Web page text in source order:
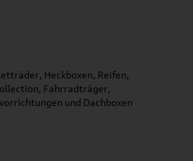
Heckboxen, Reifen,
Fahrradträger,
und Dachboxen